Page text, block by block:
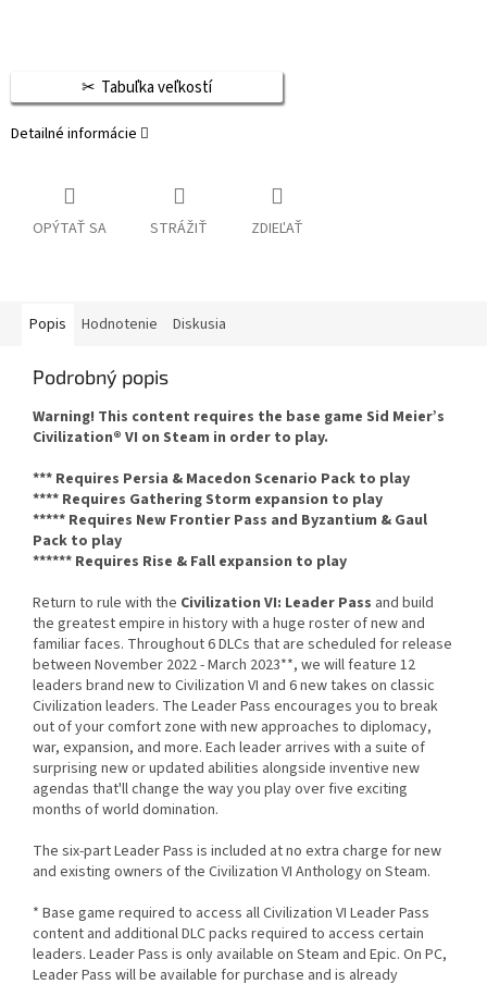
Tabuľka veľkostí
Detailné informácie
OPÝTAŤ SA STRÁŽIŤ ZDIEĽAŤ
Popis Hodnotenie Diskusia
Podrobný popis
Warning! This content requires the base game Sid Meier’s
Civilization® VI on Steam in order to play.
*** Requires Persia & Macedon Scenario Pack to play
**** Requires Gathering Storm expansion to play
***** Requires New Frontier Pass and Byzantium & Gaul
Pack to play
****** Requires Rise & Fall expansion to play
Return to rule with the Civilization VI: Leader Pass and build
the greatest empire in history with a huge roster of new and
familiar faces. Throughout 6 DLCs that are scheduled for release
between November 2022 - March 2023**, we will feature 12
leaders brand new to Civilization VI and 6 new takes on classic
Civilization leaders. The Leader Pass encourages you to break
out of your comfort zone with new approaches to diplomacy,
war, expansion, and more. Each leader arrives with a suite of
surprising new or updated abilities alongside inventive new
agendas that'll change the way you play over five exciting
months of world domination.
The six-part Leader Pass is included at no extra charge for new
and existing owners of the Civilization VI Anthology on Steam.
* Base game required to access all Civilization VI Leader Pass
content and additional DLC packs required to access certain
leaders. Leader Pass is only available on Steam and Epic. On PC,
Leader Pass will be available for purchase and is already